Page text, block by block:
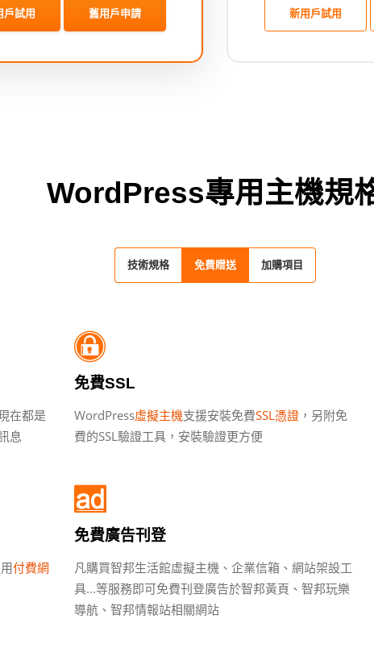
戶試用 舊用戶申請 新用戶試用
WordPress專用主機規
技術規格 免費贈送 加購項目
在都是
息
免費SSL
WordPress虛擬主機支援安裝免費SSL憑證 ，另附免
費的SSL驗證工具，安裝驗證更方便
付費網
免費廣告刊登
凡購買智邦生活館虛擬主機、企業信箱、網站架設工
具...等服務即可免費刊登廣告於智邦黃頁、智邦玩樂
導航、智邦情報站相關網站